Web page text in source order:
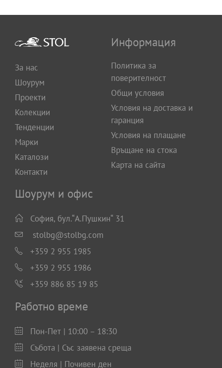
За нас
Шоурум
Проекти
Колекции
Тенденции
Марки
Каталози
Контакти
Информация
Политика за
поверителност
Общи условия
Условия на доставка и
гаранция
Условия на плащане
Връщане на стока
Карта на сайта
Шоурум и офис
София, бул.“А.Пушкин“ 31
stolbg@stolbg.com
+359 2 955 1985
+359 2 955 1986
+359 886 85 19 85
Работно време
Пон-Пет | 10:00 – 18:30
Събота | Със заявена среща
Неделя | Почивен ден